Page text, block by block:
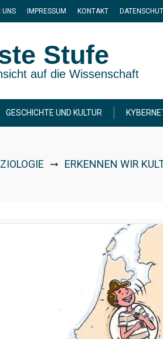
UNS IMPRESSUM KONTAKT
Stufe
auf die Wissenschaft
GESCHICHTE UND KULTUR
➞ ERKENNEN WIR